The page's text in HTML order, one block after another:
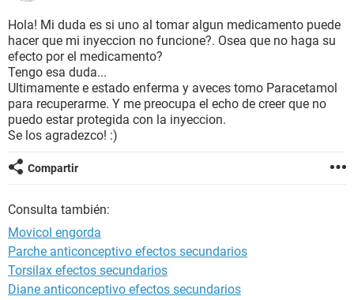
SEXUALIDAD
GLOSARIO
Hola! Mi duda es si uno al tomar algun medicamento puede
hacer que mi inyeccion no funcione?. Osea que no haga su
efecto por el medicamento?
Tengo esa duda...
Ultimamente e estado enferma y aveces tomo Paracetamol
para recuperarme. Y me preocupa el echo de creer que no
puedo estar protegida con la inyeccion.
Se los agradezco! :)
Compartir
Consulta también:
Movicol engorda
Parche anticonceptivo efectos secundarios
Torsilax efectos secundarios
Diane anticonceptivo efectos secundarios